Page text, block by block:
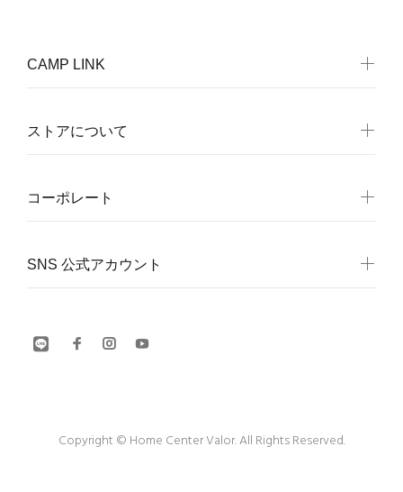
CAMP LINK
ストアについて
コーポレート
SNS 公式アカウント
Copyright © Home Center Valor. All Rights Reserved.